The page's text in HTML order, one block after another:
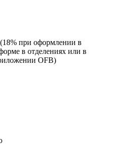
при оформлении в
в отделениях или в
OFB)